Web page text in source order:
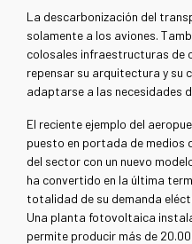
La descarbonización del
solamente a los aviones.
colosales infraestructuras de
repensar su arquitectura y su
adaptarse a las necesidades
El reciente ejemplo del
puesto en portada de medios
del sector con un nuevo
ha convertido en la última
totalidad de su demanda
Una planta fotovoltaica
permite producir más de